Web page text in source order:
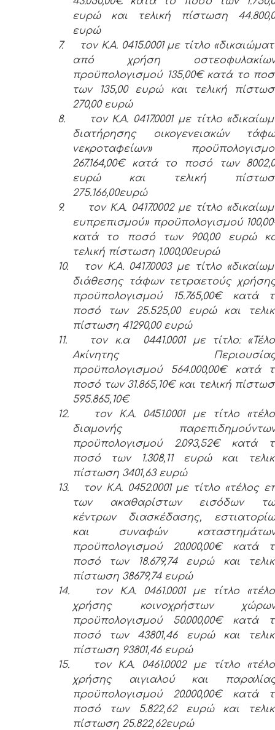
ευρώ και τελική πίστωση
ευρώ
7.
τον Κ.Α. 0415.0001 με τίτλο
από χρήση
προϋπολογισμού 135,00€ κατά το
των 135,00 ευρώ και τελική
270,00 ευρώ
8.
τον Κ.Α. 0417.0001 με τίτλο
διατήρησης οικογενειακών
νεκροταφείων»
267.164,00€ κατά το ποσό των
ευρώ και τελική
275.166,00ευρώ
9.
τον Κ.Α. 0417.0002 με τίτλο
ευπρεπισμού» προϋπολογισμού
κατά το ποσό των 900,00 ευρώ
τελική πίστωση 1.000,00ευρώ
10.
τον Κ.Α. 0417.0003 με τίτλο
διάθεσης τάφων τετραετούς
προϋπολογισμού 15.765,00€ κατά
ποσό των 25.525,00 ευρώ και
πίστωση 41290,00 ευρώ
11.
τον κ.α 0441.0001 με τίτλο:
Ακίνητης
προϋπολογισμού 564.000,00€ κατά
ποσό των 31.865,10€ και τελική
595.865,10€
12.
τον Κ.Α. 0451.0001 με τίτλο
διαμονής
προϋπολογισμού 2.093,52€ κατά
ποσό των 1.308,11 ευρώ και
πίστωση 3401,63 ευρώ
13.
τον Κ.Α. 0452.0001 με τίτλο «τέλος
των ακαθαρίστων εισόδων
κέντρων διασκέδασης,
και συναφών
προϋπολογισμού 20.000,00€ κατά
ποσό των 18.679,74 ευρώ και
πίστωση 38679,74 ευρώ
14.
τον Κ.Α. 0461.0001 με τίτλο
χρήσης κοινοχρήστων
προϋπολογισμού 50.000,00€ κατά
ποσό των 43801,46 ευρώ και
πίστωση 93801,46 ευρώ
15.
τον Κ.Α. 0461.0002 με τίτλο
χρήσης αιγιαλού και
προϋπολογισμού 20.000,00€ κατά
ποσό των 5.822,62 ευρώ και
πίστωση 25.822,62ευρώ